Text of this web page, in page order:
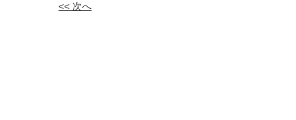
<< 次へ